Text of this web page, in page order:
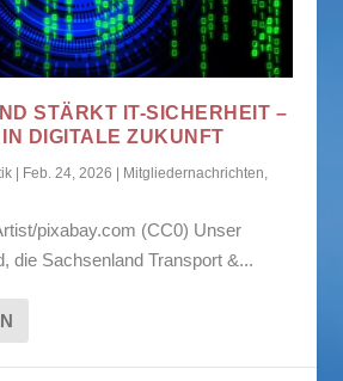
STÄRKT IT-SICHERHEIT –
IN DIGITALE ZUKUNFT
Feb. 24, 2026 Mitgliedernachrichten,
pixabay.com (CC0) Unser
die Sachsenland Transport &...